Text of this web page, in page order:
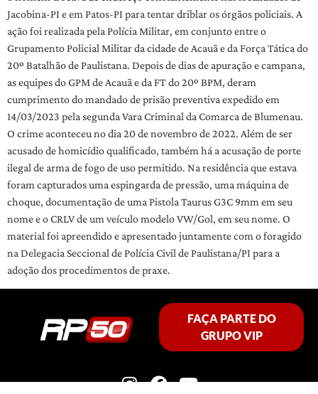
Jacobina-PI e em Patos-PI para tentar driblar os órgãos policiais. A
ação foi realizada pela Polícia Militar, em conjunto entre o
Grupamento Policial Militar da cidade de Acauã e da Força Tática do
20º Batalhão de Paulistana. Depois de dias de apuração e campana,
as equipes do GPM de Acauã e da FT do 20º BPM, deram
cumprimento do mandado de prisão preventiva expedido em
14/03/2023 pela segunda Vara Criminal da Comarca de Blumenau.
O crime aconteceu no dia 20 de novembro de 2022. Além de ser
acusado de homicídio qualificado, também há a acusação de porte
ilegal de arma de fogo de uso permitido. Na residência que estava
foram capturados uma espingarda de pressão, uma máquina de
choque, documentação de uma Pistola Taurus G3C 9mm em seu
nome e o CRLV de um veículo modelo VW/Gol, em seu nome. O
material foi apreendido e apresentado juntamente com o foragido
na Delegacia Seccional de Polícia Civil de Paulistana/PI para a
adoção dos procedimentos de praxe.
FAÇA PARTE DO
GRUPO VIP